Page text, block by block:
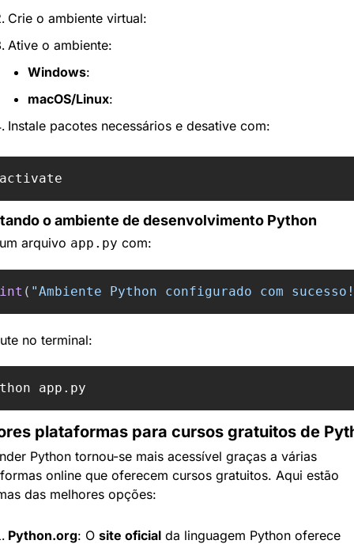
Crie o ambiente virtual:
Ative o ambiente:
Windows:
macOS/Linux:
Instale pacotes necessários e desative com:
o ambiente de desenvolvimento Python
arquivo app.py com:
( "Ambiente Python configurado com sucesso!
no terminal:
plataformas para cursos gratuitos de
Python tornou-se mais acessível graças a várias
online que oferecem cursos gratuitos. Aqui estão
das melhores opções:
Python.org: O site oficial